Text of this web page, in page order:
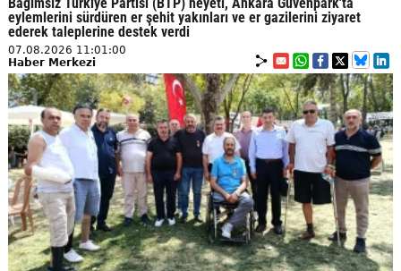
eylemlerini sürdüren er şehit yakınları ve er gazilerini ziyaret
ederek taleplerine destek verdi
07.08.2026 11:01:00
Haber Merkezi